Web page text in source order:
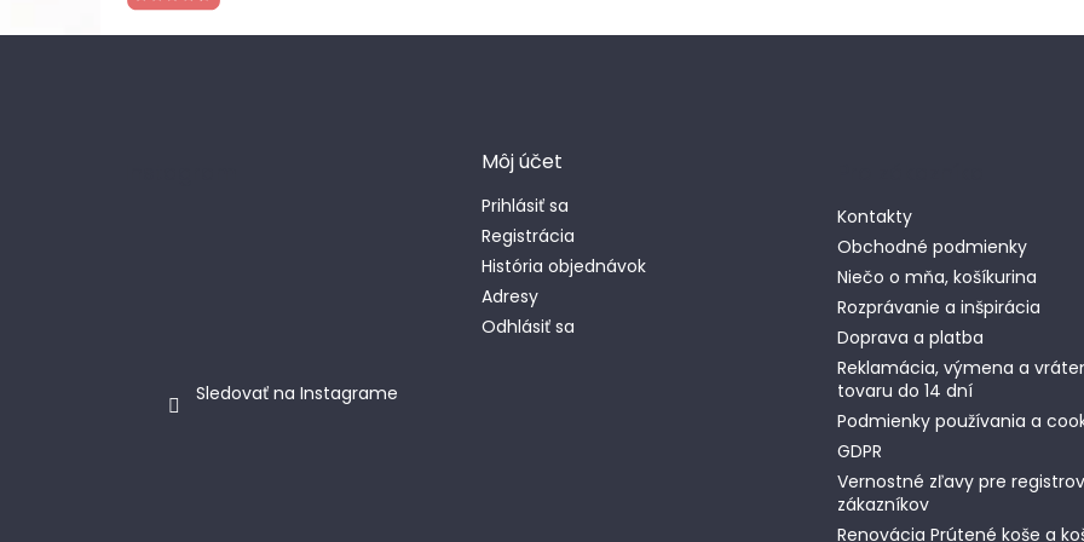
Z
Sledovať na Instagrame
Môj účet
Prihlásiť sa
Registrácia
História objednávok
Adresy
Odhlásiť sa
Kontakty
Obchodné podmienky
Niečo o mňa, košíkurina
Rozprávanie a inšpirácia
Doprava a platba
Reklamácia, výmena a
tovaru do 14 dní
Podmienky používania a
GDPR
Vernostné zľavy pre
zákazníkov
Renovácia Prútené koše a